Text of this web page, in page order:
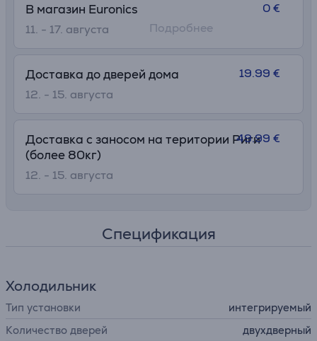
В магазин Euronics
11. - 17. августа
0 €
Подробнее
Доставка до дверей дома
12. - 15. августа
19.99 €
Доставка с заносом на територии Риги
(более 80кг)
12. - 15. августа
49.99 €
Спецификация
Холодильник
Тип установки
интегрируемый
Количество дверей
двухдверный